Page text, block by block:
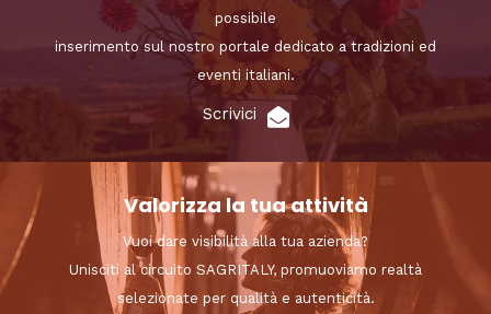
possibile
inserimento sul nostro portale dedicato a tradizioni ed
eventi italiani.
Scrivici
Valorizza la tua attività
Vuoi dare visibilità alla tua azienda?
Unisciti al circuito SAGRITALY, promuoviamo realtà
selezionate per qualità e autenticità.